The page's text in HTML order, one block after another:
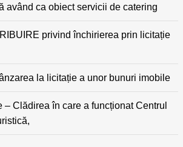
având ca obiect servicii de catering
privind închirierea prin licitație
la licitație a unor bunuri imobile
– Clădirea în care a funcționat Centrul